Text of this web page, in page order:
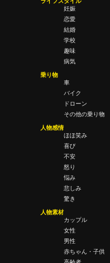
妊娠
恋愛
結婚
学校
趣味
病気
乗り物
車
バイク
ドローン
その他の乗り物
人物感情
ほほ笑み
喜び
不安
怒り
悩み
悲しみ
驚き
人物素材
カップル
女性
男性
赤ちゃん・子供